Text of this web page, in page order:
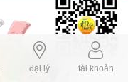
đại lý tài khoản